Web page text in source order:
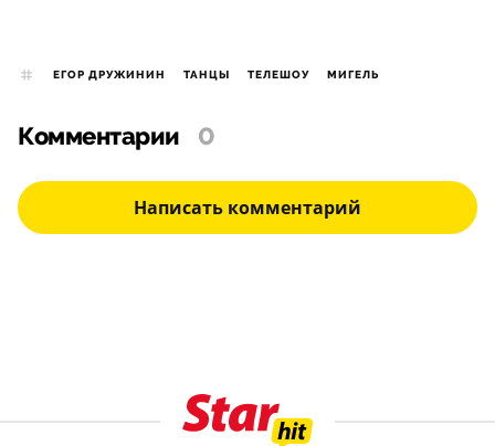
ЕГОР ДРУЖИНИН ТАНЦЫ ТЕЛЕШОУ МИГЕЛЬ
Комментарии 0
Написать комментарий